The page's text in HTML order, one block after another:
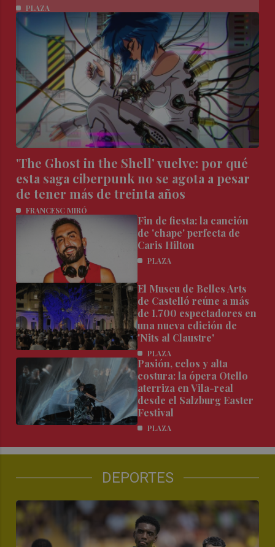
PLAZA
'The Ghost in the Shell' vuelve: por qué
esta saga ciberpunk no se agota a pesar
de tener más de treinta años
FRANCESC MIRÓ
Fin de fiesta: la canción
de 'chape' perfecta de
Caris Hilton
PLAZA
El Museu de Belles Arts
de Castelló reúne a más
de 1.700 espectadores en
una nueva edición de
'Nits al Claustre'
PLAZA
Pasión, celos y alta
costura: la ópera Otello
aterriza en Vila-real
desde el Salzburg Easter
Festival
PLAZA
DEPORTES